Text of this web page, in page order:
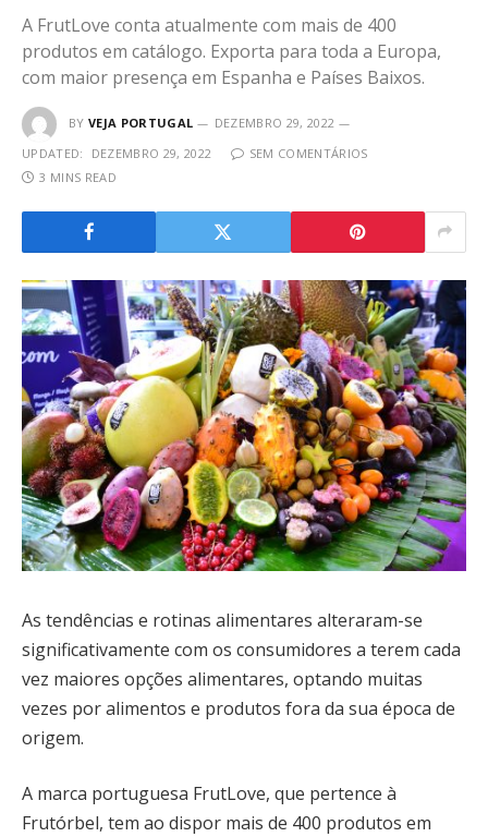
A FrutLove conta atualmente com mais de 400
produtos em catálogo. Exporta para toda a Europa,
com maior presença em Espanha e Países Baixos.
BY VEJA PORTUGAL
DEZEMBRO 29, 2022
UPDATED:
DEZEMBRO 29, 2022
SEM COMENTÁRIOS
3 MINS READ
As tendências e rotinas alimentares alteraram-se
significativamente com os consumidores a terem cada
vez maiores opções alimentares, optando muitas
vezes por alimentos e produtos fora da sua época de
origem.
A marca portuguesa FrutLove, que pertence à
Frutórbel, tem ao dispor mais de 400 produtos em